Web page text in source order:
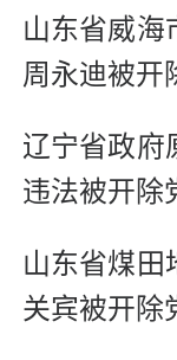
山东省威海
周永迪被开
辽宁省政府
违法被开除
山东省煤田
关宾被开除